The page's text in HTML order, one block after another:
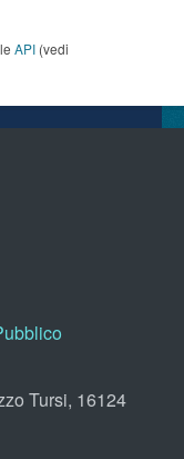
API (vedi
Tursi, 16124